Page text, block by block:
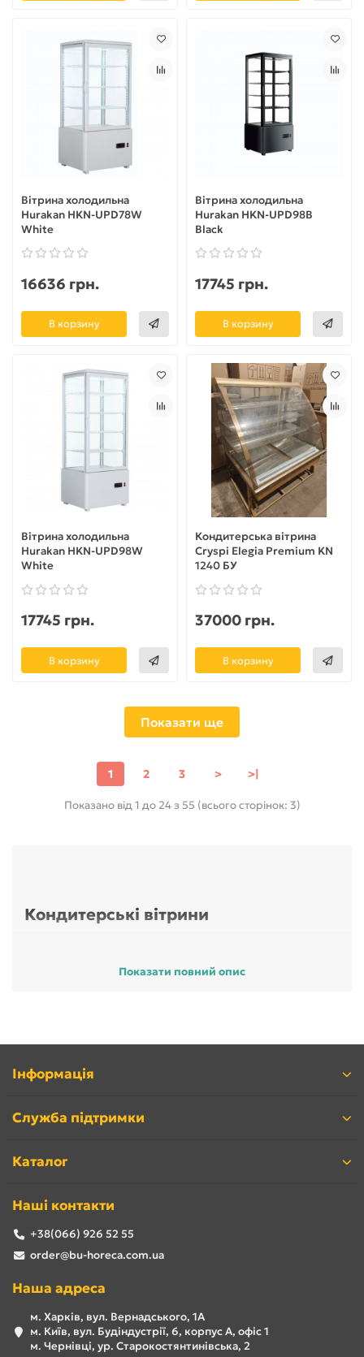
Вітрина холодильна
Hurakan HKN-UPD78W
White
16636 грн.
В корзину
Вітрина холодильна
Hurakan HKN-UPD98B
Black
17745 грн.
В корзину
Вітрина холодильна
Hurakan HKN-UPD98W
White
17745 грн.
В корзину
Кондитерська вітрина
Cryspi Elegia Premium KN
1240 БУ
37000 грн.
В корзину
Показати ще
1 2 3 > >|
Показано від 1 до 24 з 55 (всього сторінок: 3)
Кондитерські вітрини
Кондитерські вітрини б/у використовуються для
Як вибрати кондитерську вітрину
б/у
зверніть особливу увагу на її зовнішній вигляд і дизайн.
Презентабельний вид кондитерської вітрини б/у є
ключовим для ефективної демонстрації кондитерської
Показати повний опис
Інформація
Служба підтримки
Каталог
Наші контакти
+38(066) 926 52 55
order@bu-horeca.com.ua
Наша адреса
м. Харків, вул. Вернадського, 1А
м. Київ, вул. Будіндустрії, 6, корпус А, офіс 1
м. Чернівці, ур. Старокостянтинівська, 2